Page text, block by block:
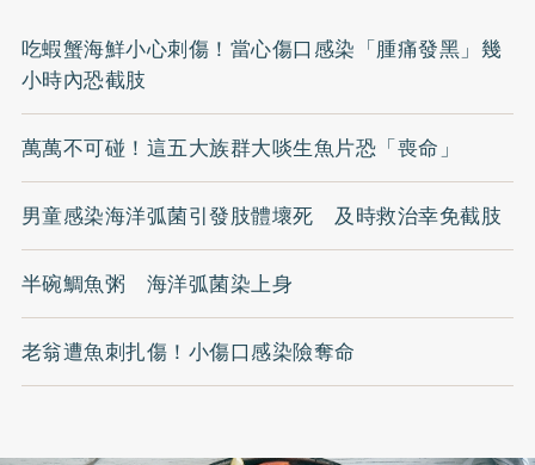
吃蝦蟹海鮮小心刺傷！當心傷口感染「腫痛發黑」幾
小時內恐截肢
萬萬不可碰！這五大族群大啖生魚片恐「喪命」
男童感染海洋弧菌引發肢體壞死 及時救治幸免截肢
半碗鯛魚粥 海洋弧菌染上身
老翁遭魚刺扎傷！小傷口感染險奪命